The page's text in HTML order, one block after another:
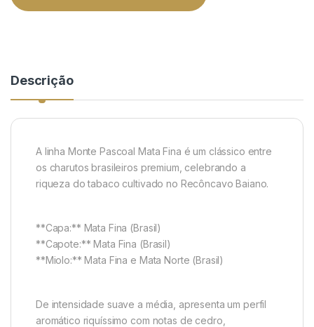
Descrição
A linha Monte Pascoal Mata Fina é um clássico entre
os charutos brasileiros premium, celebrando a
riqueza do tabaco cultivado no Recôncavo Baiano.
**Capa:** Mata Fina (Brasil)
**Capote:** Mata Fina (Brasil)
**Miolo:** Mata Fina e Mata Norte (Brasil)
De intensidade suave a média, apresenta um perfil
aromático riquíssimo com notas de cedro,